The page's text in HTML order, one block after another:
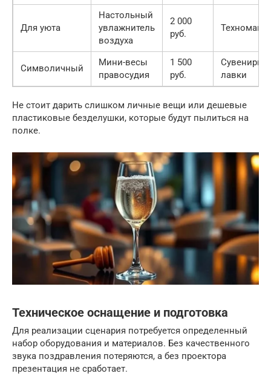
Для уюта
Настольный
увлажнитель
воздуха
2 000
руб.
Символичный
Мини-весы
правосудия
1 500
руб.
лавки
Не стоит дарить слишком личные вещи или дешевые
пластиковые безделушки, которые будут пылиться на
полке.
Техническое оснащение и подготовка
Для реализации сценария потребуется определенный
набор оборудования и материалов. Без качественного
звука поздравления потеряются, а без проектора
презентация не сработает.